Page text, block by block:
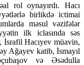
rol oynayırdı. Hacı
birlikdə ictimai
məsul vəzifələr
ilk iclasında səs
İsrafil Hacıyev müavin,
Ağayev katib, İsmayıl
və Əsədulla